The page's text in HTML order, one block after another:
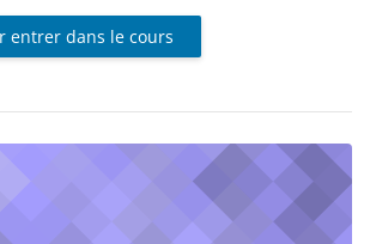
entrer dans le cours